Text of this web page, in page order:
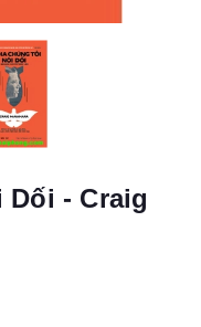
Dối - Craig